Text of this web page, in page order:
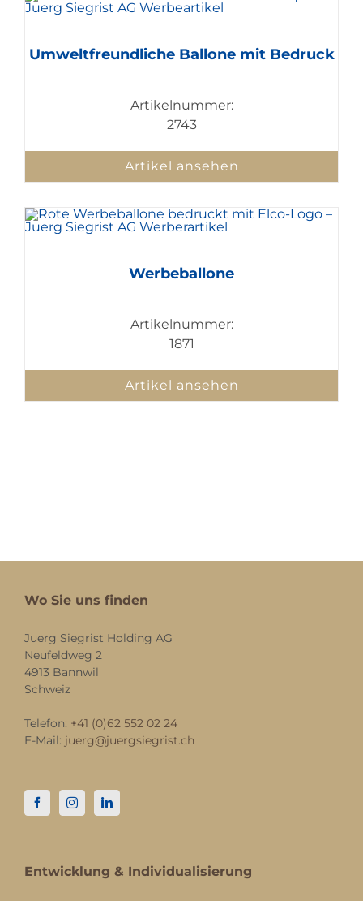
Umweltfreundliche Ballone mit Bedruck
Artikelnummer:
2743
Artikel ansehen
Werbeballone
Artikelnummer:
1871
Artikel ansehen
Wo Sie uns finden
Juerg Siegrist Holding AG
Neufeldweg 2
4913 Bannwil
Schweiz
Telefon: +41 (0)62 552 02 24
E-Mail: juerg@juergsiegrist.ch
Entwicklung & Individualisierung